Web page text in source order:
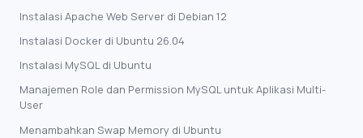
Instalasi Apache Web Server di Debian 12
Instalasi Docker di Ubuntu 26.04
Instalasi MySQL di Ubuntu
Manajemen Role dan Permission MySQL untuk Aplikasi Multi-
User
Menambahkan Swap Memory di Ubuntu